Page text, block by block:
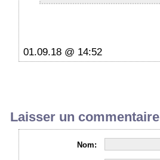
01.09.18 @ 14:52
Laisser un commentaire
Nom: